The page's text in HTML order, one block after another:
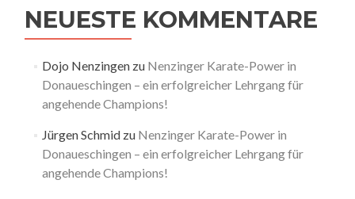
NEUESTE KOMMENTARE
Dojo Nenzingenzu Nenzinger Karate-Power in
Donaueschingen – ein erfolgreicher Lehrgang für
angehende Champions!
Jürgen Schmidzu Nenzinger Karate-Power in
Donaueschingen – ein erfolgreicher Lehrgang für
angehende Champions!